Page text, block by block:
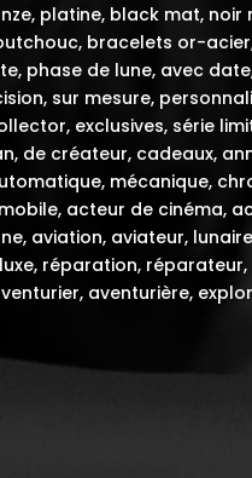
platine, black mat,
bracelets or-
phase de lune, avec
sur mesure,
exclusives, série
de créateur, cadeaux,
mécanique,
acteur de cinéma,
aviation, aviateur,
réparation,
aventurière,